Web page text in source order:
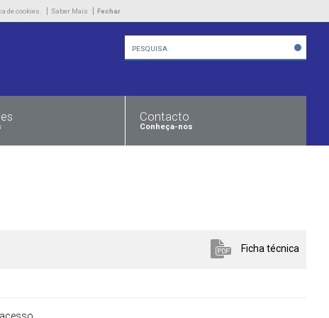
de cookies. Saber Mais Fechar
Produtos
Novidades
Contacto
Conheça-nos
Ficha técnica